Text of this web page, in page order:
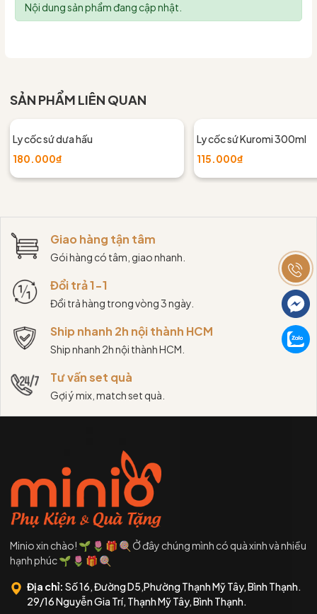
Nội dung sản phẩm đang cập nhật.
SẢN PHẨM LIÊN QUAN
Ly cốc sứ dưa hấu
180.000₫
Ly cốc sứ Kuromi 300ml
115.000₫
Giao hàng tận tâm
Gói hàng có tâm, giao nhanh.
Đổi trả 1-1
Đổi trả hàng trong vòng 3 ngày.
Ship nhanh 2h nội thành HCM
Ship nhanh 2h nội thành HCM.
Tư vấn set quà
Gợi ý mix, match set quà.
Minio xin chào! 🌱 🌷 🎁 🍭 Ở đây chúng mình có quà xinh và nhiều
hạnh phúc 🌱 🌷 🎁 🍭
Địa chỉ: Số 16, Đường D5,Phường Thạnh Mỹ Tây, Bình Thạnh.
29/16 Nguyễn Gia Trí, Thạnh Mỹ Tây, Bình Thạnh.